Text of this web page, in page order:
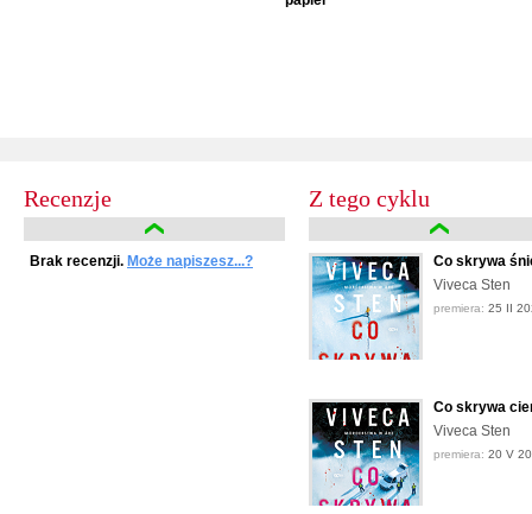
Recenzje
Brak recenzji. Może napiszesz...?
Z tego cyklu
Co skrywa
Viveca Sten
premiera: 25 II
Co skrywa
Viveca Sten
premiera: 20 V